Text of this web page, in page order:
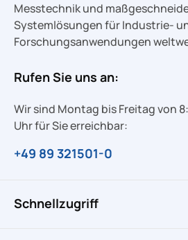
Messtechnik und
Systemlösungen für Industrie-
Forschungsanwendungen
Rufen Sie uns an:
Wir sind Montag bis Freitag von
Uhr für Sie erreichbar:
+49 89 321501-0
Schnellzugriff